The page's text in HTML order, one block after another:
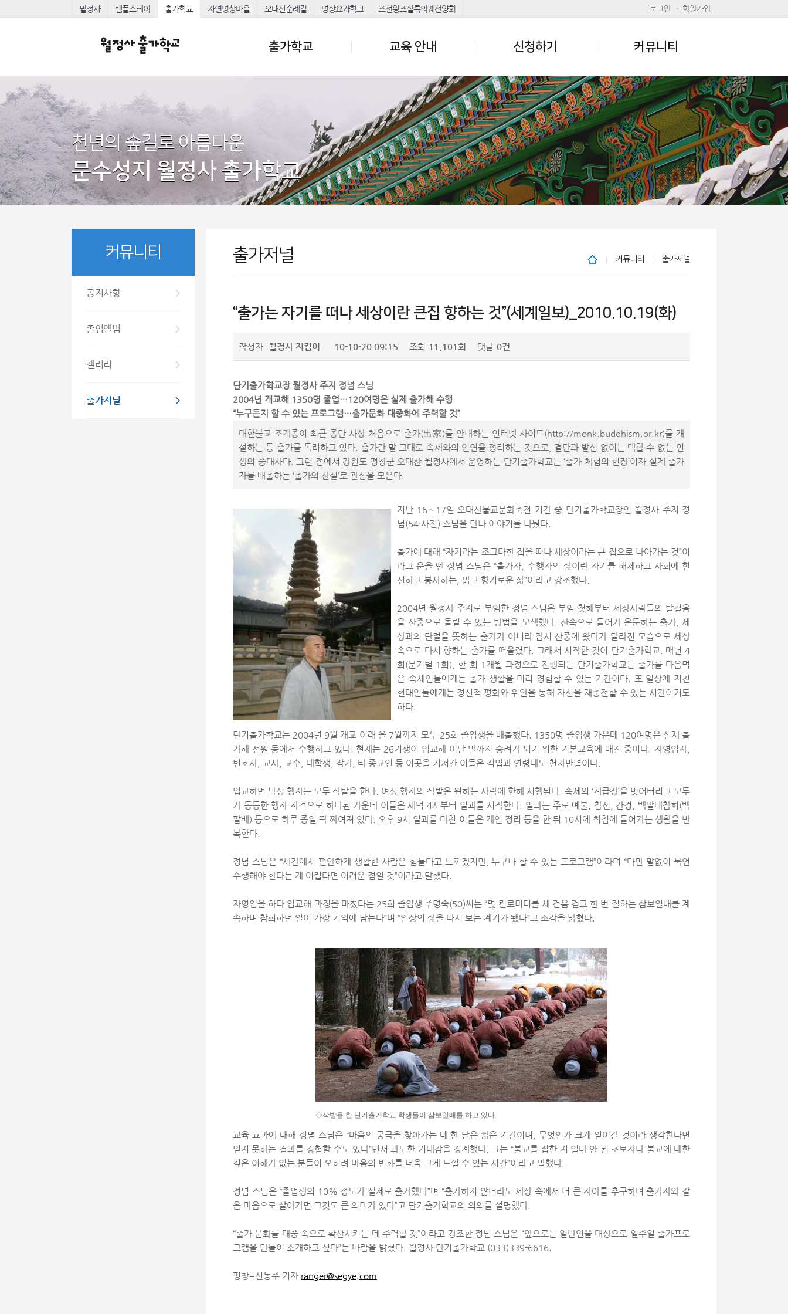
월정사 템플스테이 출가학교 자연명상마을 오대산순례길 명상요가학교 조선왕조실록의궤선양회 로그인 회원가입
출가학교 교육 안내 신청하기 커뮤니티
천년의 숲길로 아름다운
문수성지 월정사 출가학교
커뮤니티
공지사항
졸업앨범
갤러리
출가저널
커뮤니티 출가저널
출가저널
“출가는 자기를 떠나 세상이란 큰집 향하는 것”(세계일보)_2010.10.19(화)
작성자 월정사 지킴이 10-10-20 09:15 조회 11,101회 댓글 0건
단기출가학교장 월정사 주지 정념 스님
2004년 개교해 1350명 졸업…120여명은 실제 출가해 수행
“누구든지 할 수 있는 프로그램…출가문화 대중화에 주력할 것”
대한불교 조계종이 최근 종단 사상 처음으로 출가(出家)를 안내하는 인터넷 사이트(http://monk.buddhism.or.kr)를 개
설하는 등 출가를 독려하고 있다. 출가란 말 그대로 속세와의 인연을 정리하는 것으로, 결단과 발심 없이는 택할 수 없는 인
생의 중대사다. 그런 점에서 강원도 평창군 오대산 월정사에서 운영하는 단기출가학교는 ‘출가 체험의 현장’이자 실제 출가
자를 배출하는 ‘출가의 산실’로 관심을 모은다.
지난 16∼17일 오대산불교문화축전 기간 중 단기출가학교장인 월정사 주지 정
념(54·사진) 스님을 만나 이야기를 나눴다.
출가에 대해 “자기라는 조그마한 집을 떠나 세상이라는 큰 집으로 나아가는 것”이
라고 운을 뗀 정념 스님은 “출가자, 수행자의 삶이란 자기를 해체하고 사회에 헌
신하고 봉사하는, 맑고 향기로운 삶”이라고 강조했다.
2004년 월정사 주지로 부임한 정념 스님은 부임 첫해부터 세상사람들의 발걸음
을 산중으로 돌릴 수 있는 방법을 모색했다. 산속으로 들어가 은둔하는 출가, 세
상과의 단절을 뜻하는 출가가 아니라 잠시 산중에 왔다가 달라진 모습으로 세상
속으로 다시 향하는 출가를 떠올렸다. 그래서 시작한 것이 단기출가학교. 매년 4
회(분기별 1회), 한 회 1개월 과정으로 진행되는 단기출가학교는 출가를 마음먹
은 속세인들에게는 출가 생활을 미리 경험할 수 있는 기간이다. 또 일상에 지친
현대인들에게는 정신적 평화와 위안을 통해 자신을 재충전할 수 있는 시간이기도
하다.
단기출가학교는 2004년 9월 개교 이래 올 7월까지 모두 25회 졸업생을 배출했다. 1350명 졸업생 가운데 120여명은 실제 출
가해 선원 등에서 수행하고 있다. 현재는 26기생이 입교해 이달 말까지 승려가 되기 위한 기본교육에 매진 중이다. 자영업자,
변호사, 교사, 교수, 대학생, 작가, 타 종교인 등 이곳을 거쳐간 이들은 직업과 연령대도 천차만별이다.
입교하면 남성 행자는 모두 삭발을 한다. 여성 행자의 삭발은 원하는 사람에 한해 시행된다. 속세의 ‘계급장’을 벗어버리고 모두
가 동등한 행자 자격으로 하나된 가운데 이들은 새벽 4시부터 일과를 시작한다. 일과는 주로 예불, 참선, 간경, 백팔대참회(백
팔배) 등으로 하루 종일 꽉 짜여져 있다. 오후 9시 일과를 마친 이들은 개인 정리 등을 한 뒤 10시에 취침에 들어가는 생활을 반
복한다.
정념 스님은 “세간에서 편안하게 생활한 사람은 힘들다고 느끼겠지만, 누구나 할 수 있는 프로그램”이라며 “다만 말없이 묵언
수행해야 한다는 게 어렵다면 어려운 점일 것”이라고 말했다.
자영업을 하다 입교해 과정을 마쳤다는 25회 졸업생 주명숙(50)씨는 “몇 킬로미터를 세 걸음 걷고 한 번 절하는 삼보일배를 계
속하며 참회하던 일이 가장 기억에 남는다”며 “일상의 삶을 다시 보는 계기가 됐다”고 소감을 밝혔다.
◇삭발을 한 단기출가학교 학생들이 삼보일배를 하고 있다.
교육 효과에 대해 정념 스님은 “마음의 궁극을 찾아가는 데 한 달은 짧은 기간이며, 무엇인가 크게 얻어갈 것이라 생각한다면
얻지 못하는 결과를 경험할 수도 있다”면서 과도한 기대감을 경계했다. 그는 “불교를 접한 지 얼마 안 된 초보자나 불교에 대한
깊은 이해가 없는 분들이 오히려 마음의 변화를 더욱 크게 느낄 수 있는 시간”이라고 말했다.
정념 스님은 “졸업생의 10% 정도가 실제로 출가했다”며 “출가하지 않더라도 세상 속에서 더 큰 자아를 추구하며 출가자와 같
은 마음으로 살아가면 그것도 큰 의미가 있다”고 단기출가학교의 의의를 설명했다.
“출가 문화를 대중 속으로 확산시키는 데 주력할 것”이라고 강조한 정념 스님은 “앞으로는 일반인을 대상으로 일주일 출가프로
그램을 만들어 소개하고 싶다”는 바람을 밝혔다. 월정사 단기출가학교 (033)339-6616.
평창=신동주 기자 ranger@segye.com